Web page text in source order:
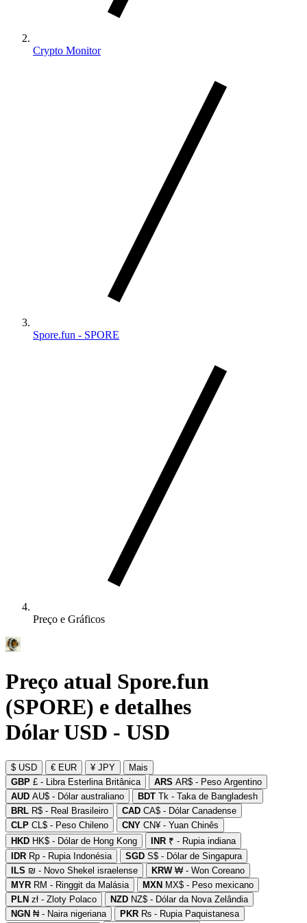
Crypto Monitor
Spore.fun - SPORE
Preço e Gráficos
Preço atual Spore.fun
(SPORE) e detalhes
Dólar USD - USD
$ USD € EUR ¥ JPY
Mais
GBP £ - Libra Esterlina Britânica ARS AR$ - Peso Argentino
AUD AU$ - Dólar australiano BDT Tk - Taka de Bangladesh
BRL R$ - Real Brasileiro CAD CA$ - Dólar Canadense
CLP CL$ - Peso Chileno CNY CN¥ - Yuan Chinês
HKD HK$ - Dólar de Hong Kong INR ₹ - Rupia indiana
IDR Rp - Rupia Indonésia SGD S$ - Dólar de Singapura
ILS ₪ - Novo Shekel israelense KRW₩ - Won Coreano
MYR RM - Ringgit da Malásia MXN MX$ - Peso mexicano
PLN zł - Zloty Polaco NZD NZ$ - Dólar da Nova Zelândia
NGN ₦ - Naira nigeriana PKR ₨ - Rupia Paquistanesa